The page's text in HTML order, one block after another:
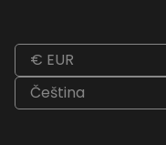
€ EUR
Čeština